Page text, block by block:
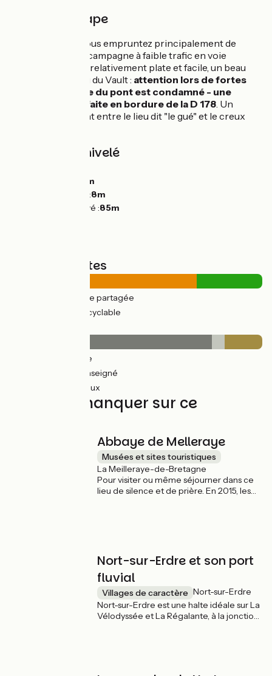
Détail de l'étape
Sur cette étape vous empruntez principalement de
petites routes de campagne à faible trafic en voie
partagée. Portion relativement plate et facile, un beau
dénivelé au niveau du Vault : attention lors de fortes
pluies, le passage du pont est condamné - une
information est faite en bordure de la D 178. Un
dénivelé important entre le lieu dit "le gué" et le creux
Pentes et dénivelé
149m
Point le plus bas :8m
Point le plus élevé :85m
Types de routes
(74%) Route partagée
(26%) Voie cyclable
(80%) Lisse
(5%) Non renseigné
(15%) Rugueux
À ne pas manquer sur ce
Abbaye de Melleraye
Musées et sites touristiques
La Meilleraye-de-Bretagne
Pour visiter ou même séjourner dans ce
lieu de silence et de prière. En 2015, les
classés, cloître du XIXe siècle composent
cet ensemble remarquable.
Nort-sur-Erdre et son port
fluvial
Villages de caractère Nort-sur-Erdre
Nort-sur-Erdre est une halte idéale sur La
Vélodyssée et La Régalante, à la jonction